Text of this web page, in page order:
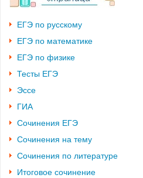
ЕГЭ по русскому
ЕГЭ по математике
ЕГЭ по физике
Тесты ЕГЭ
Эссе
ГИА
Сочинения ЕГЭ
Сочинения на тему
Сочинения по литературе
Итоговое сочинение